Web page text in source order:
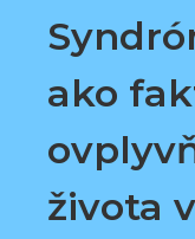
ako
života